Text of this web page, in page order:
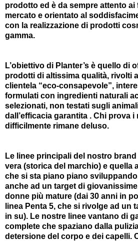
prodotto ed è da sempre attento ai
mercato e orientato al
con la realizzazione di prodotti
gamma.
L’obiettivo di Planter’s è quello di
prodotti di altissima qualità, rivolti
clientela “eco-consapevole”,
formulati con ingredienti naturali
selezionati, non testati sugli
dall’efficacia garantita . Chi prova
difficilmente rimane deluso.
Le linee principali del nostro
vera (storica del marchio) e quella
che si sta piano piano
anche ad un target di
donne più mature (dai 30 anni in
linea Penta 5, che si rivolge ad un
in su). Le nostre linee vantano di
complete che spaziano dalla
detersione del corpo e dei capelli.